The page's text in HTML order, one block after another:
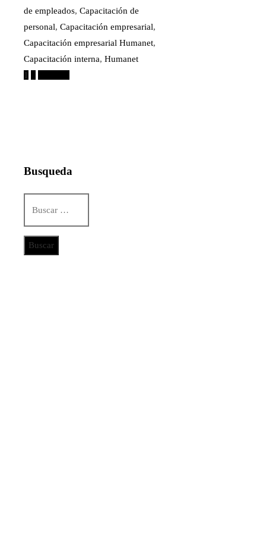
de empleados, Capacitación de
personal, Capacitación empresarial,
Capacitación empresarial Humanet,
Capacitación interna, Humanet
Paginación
1
Busqueda